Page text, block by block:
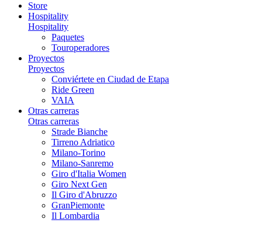
Store
Hospitality
Hospitality
Paquetes
Touroperadores
Proyectos
Proyectos
Conviértete en Ciudad de Etapa
Ride Green
VAIA
Otras carreras
Otras carreras
Strade Bianche
Tirreno Adriatico
Milano-Torino
Milano-Sanremo
Giro d'Italia Women
Giro Next Gen
Il Giro d'Abruzzo
GranPiemonte
Il Lombardia